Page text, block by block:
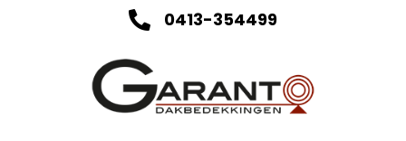
0413-354499